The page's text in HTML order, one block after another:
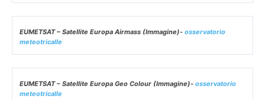
EUMETSAT – Satellite Europa Airmass (Immagine)- osservatorio
meteotricalle
EUMETSAT – Satellite Europa Geo Colour (Immagine)- osservatorio
meteotricalle